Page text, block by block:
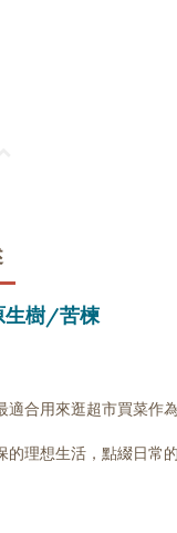
生樹/苦楝
合用來逛超市買菜作
理想生活，點綴日常